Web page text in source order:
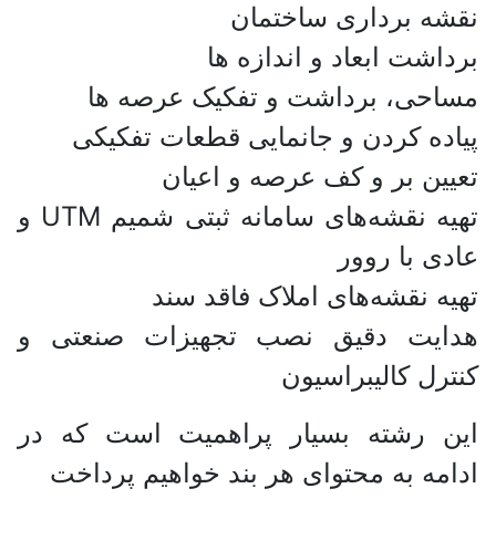
نقشه برداری ساختمان
برداشت ابعاد و اندازه ها
مساحی، برداشت و تفکیک عرصه ها
پیاده کردن و جانمایی قطعات تفکیکی
تعیین بر و کف عرصه و اعیان
تهیه نقشه‌های سامانه ثبتی شمیم UTM و
عادی با روور
تهیه نقشه‌های املاک فاقد سند
هدایت دقیق نصب تجهیزات صنعتی و
کنترل کالیبراسیون
این رشته بسیار پراهمیت است که در
ادامه به محتوای هر بند خواهیم پرداخت